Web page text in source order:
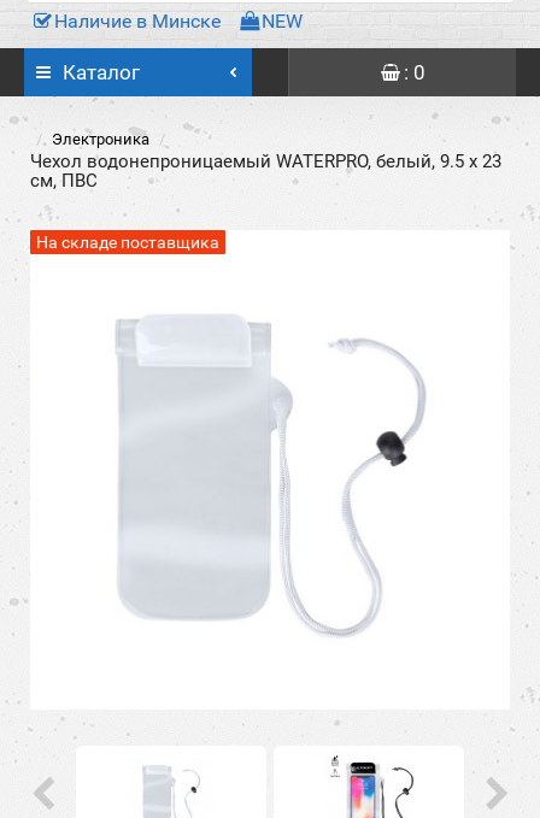
Наличие в Минске NEW
Каталог : 0
Электроника
Чехол водонепроницаемый WATERPRO, белый, 9.5 x 23
см, ПВС
На складе поставщика